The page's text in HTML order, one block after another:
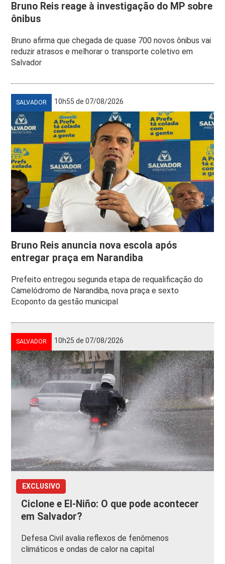
Bruno Reis reage à investigação do MP sobre
ônibus
Bruno afirma que chegada de quase 700 novos ônibus vai
reduzir atrasos e melhorar o transporte coletivo em
Salvador
SALVADOR 10h55 de 07/08/2026
Bruno Reis anuncia nova escola após
entregar praça em Narandiba
Prefeito entregou segunda etapa de requalificação do
Camelódromo de Narandiba, nova praça e sexto
Ecoponto da gestão municipal
SALVADOR 10h25 de 07/08/2026
EXCLUSIVO
Ciclone e El-Niño: O que pode acontecer
em Salvador?
Defesa Civil avalia reflexos de fenômenos
climáticos e ondas de calor na capital